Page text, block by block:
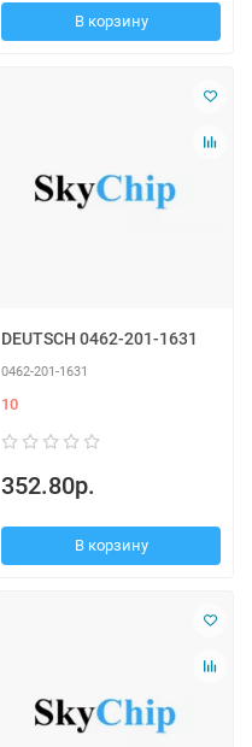
В корзину
DEUTSCH 0462-201-1631
0462-201-1631
10
352.80р.
В корзину